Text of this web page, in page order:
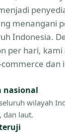
menangani
Indonesia.
per hari, kami
nasional
wilayah
dan laut.